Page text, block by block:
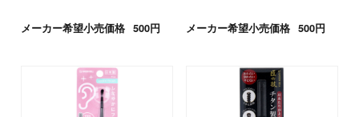
メーカー希望小売価格 500円 メーカー希望小売価格 500円